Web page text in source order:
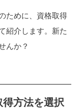
ために、資格取得
紹介します。新た
んか？
方法を選択